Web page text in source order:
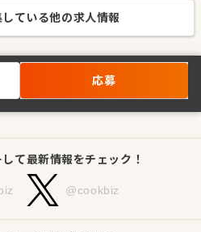
ている他の求人情報
応募
て最新情報をチェック！
@cookbiz